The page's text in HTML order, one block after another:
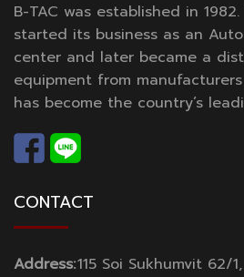
B-TAC was established in
started its business as an
center and later became a
equipment from
has become the country’s
CONTACT
Address:115 Soi Sukhumvit 62/